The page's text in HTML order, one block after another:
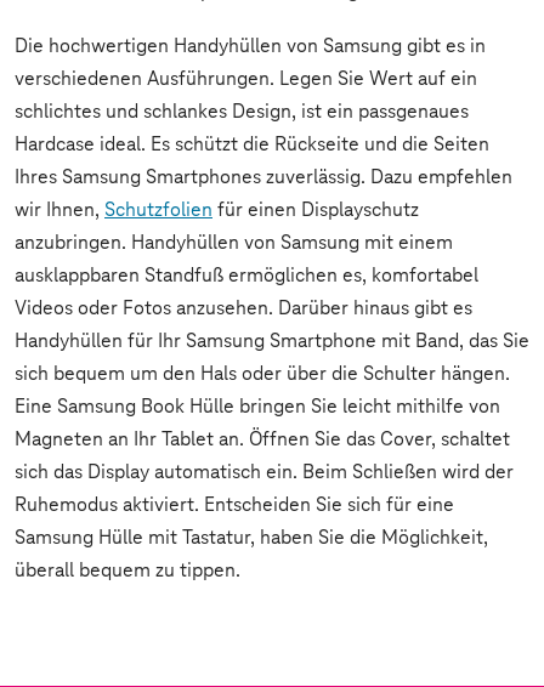
Die hochwertigen Handyhüllen von Samsung gibt es in
verschiedenen Ausführungen. Legen Sie Wert auf ein
schlichtes und schlankes Design, ist ein passgenaues
Hardcase ideal. Es schützt die Rückseite und die Seiten
Ihres Samsung Smartphones zuverlässig. Dazu empfehlen
wir Ihnen, Schutzfolien für einen Displayschutz
anzubringen. Handyhüllen von Samsung mit einem
ausklappbaren Standfuß ermöglichen es, komfortabel
Videos oder Fotos anzusehen. Darüber hinaus gibt es
Handyhüllen für Ihr Samsung Smartphone mit Band, das Sie
sich bequem um den Hals oder über die Schulter hängen.
Eine Samsung Book Hülle bringen Sie leicht mithilfe von
Magneten an Ihr Tablet an. Öffnen Sie das Cover, schaltet
sich das Display automatisch ein. Beim Schließen wird der
Ruhemodus aktiviert. Entscheiden Sie sich für eine
Samsung Hülle mit Tastatur, haben Sie die Möglichkeit,
überall bequem zu tippen.